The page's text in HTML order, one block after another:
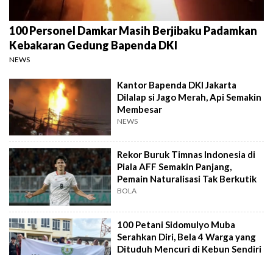
100 Personel Damkar Masih Berjibaku Padamkan
Kebakaran Gedung Bapenda DKI
NEWS
Kantor Bapenda DKI Jakarta
Dilalap si Jago Merah, Api Semakin
Membesar
NEWS
Rekor Buruk Timnas Indonesia di
Piala AFF Semakin Panjang,
Pemain Naturalisasi Tak Berkutik
BOLA
100 Petani Sidomulyo Muba
Serahkan Diri, Bela 4 Warga yang
Dituduh Mencuri di Kebun Sendiri